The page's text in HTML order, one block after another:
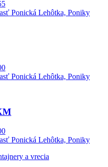
Ponická Lehôtka, Poniky
Ponická Lehôtka, Poniky
Ponická Lehôtka, Poniky
a vrecia